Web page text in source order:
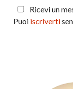
Ricevi un
Puoi iscriverti